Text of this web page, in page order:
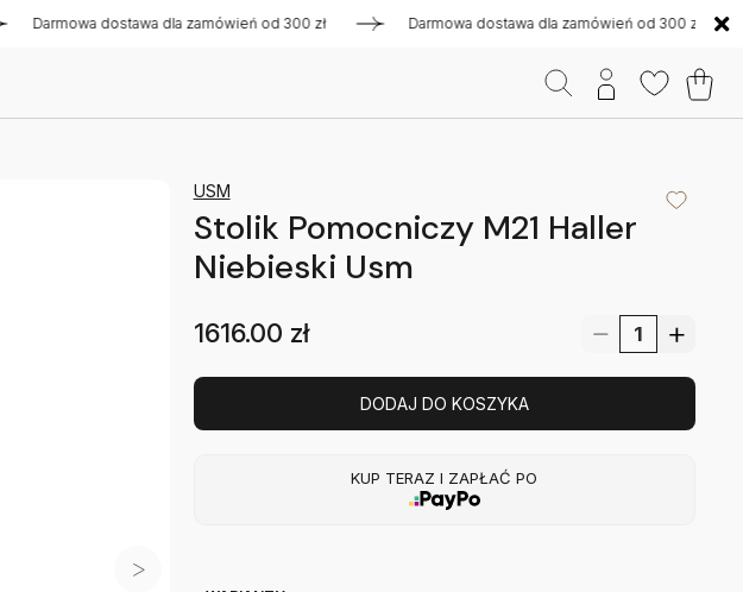
dostawa dla zamówień od 300 zł Darmowa dostawa dla zamówień od 300 zł
USM
Stolik Pomocniczy M21 Haller
Niebieski Usm
1616.00 zł
DODAJ DO KOSZYKA
KUP TERAZ I ZAPŁAĆ PO